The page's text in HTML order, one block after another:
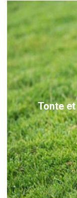
Tonte